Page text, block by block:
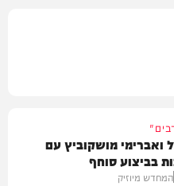
ואברימי מושקוביץ עם
בביצוע סוחף
המחדש מיוזיק